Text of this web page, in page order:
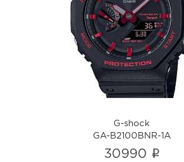
G-shock
GA-B2100BNR-1A
i
G-shock
GA-B2100BNR-1A
30990 i